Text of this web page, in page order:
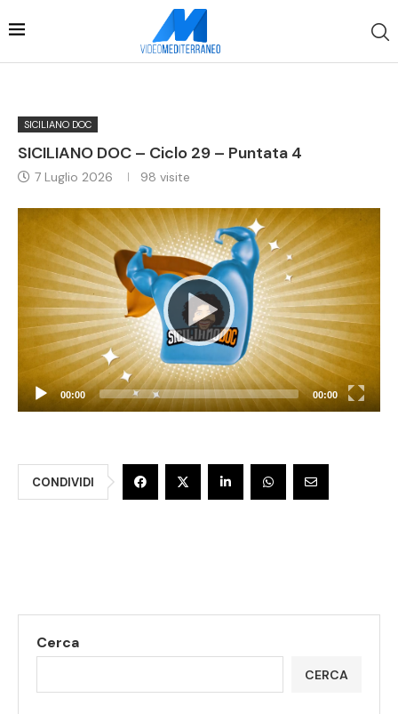
SICILIANO DOC
SICILIANO DOC – Ciclo 29 – Puntata 4
7 Luglio 2026 98 visite
Video
Player
00:00 00:00
CONDIVIDI
Cerca
CERCA